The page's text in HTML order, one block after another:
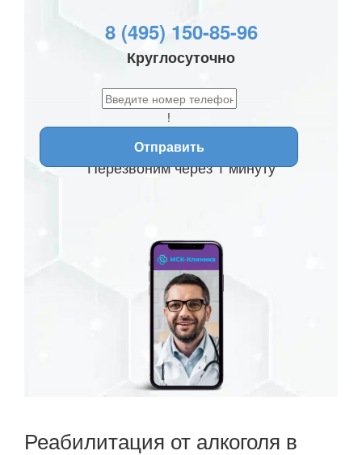
8 (495) 150-85-96
Круглосуточно
!
Отправить
Перезвоним через 1 минуту
Реабилитация от алкоголя в